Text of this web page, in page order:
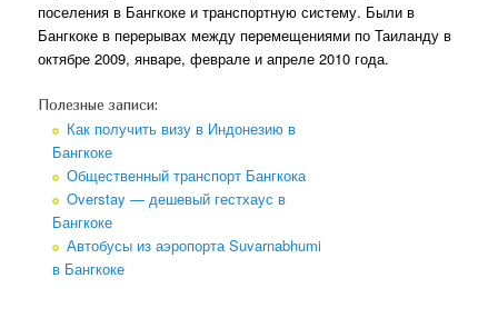
поселения в Бангкоке и транспортную систему. Были в
Бангкоке в перерывах между перемещениями по Таиланду в
октябре 2009, январе, феврале и апреле 2010 года.
Полезные записи:
Как получить визу в Индонезию в
Бангкоке
Общественный транспорт Бангкока
Overstay — дешевый гестхаус в
Бангкоке
Автобусы из аэропорта Suvarnabhumi
в Бангкоке